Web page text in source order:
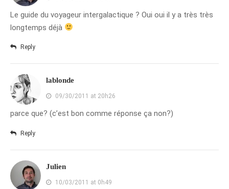
décembre 2012
octobre 2012
septembre 2012
août 2012
juillet 2012
mai 2012
février 2012
décembre 2011
novembre 2011
Le guide du voyageur intergalactique ? Oui oui il y a très très
longtemps déjà
Reply
lablonde
09/30/2011 at 20h26
parce que? (c’est bon comme réponse ça non?)
Reply
Julien
10/03/2011 at 0h49